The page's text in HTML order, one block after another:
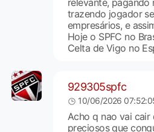
relevante, pagando
trazendo jogador
empresários, e
Hoje o SPFC no
Celta de Vigo no
929305spfc
10/06/2026
Acho q nao vai
preciosos que